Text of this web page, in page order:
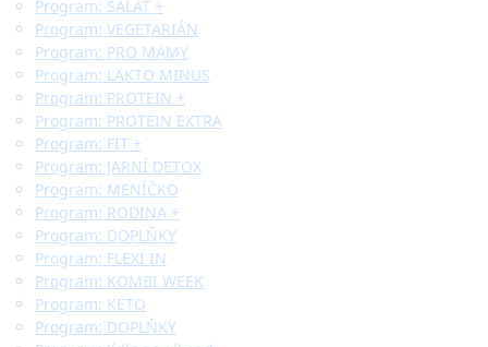
Program: SALÁT +
Program: VEGETARIÁN
Program: PRO MÁMY
Program: LAKTO MINUS
Program: PROTEIN +
Program: PROTEIN EXTRA
Program: FIT +
Program: JARNÍ DETOX
Program: MENÍČKO
Program: RODINA +
Program: DOPLŇKY
Program: FLEXI IN
Program: KOMBI WEEK
Program: KETO
Program: DOPLŇKY